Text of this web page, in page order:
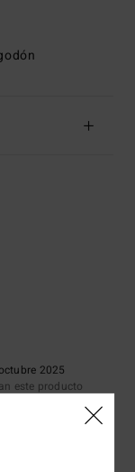
2025
este producto